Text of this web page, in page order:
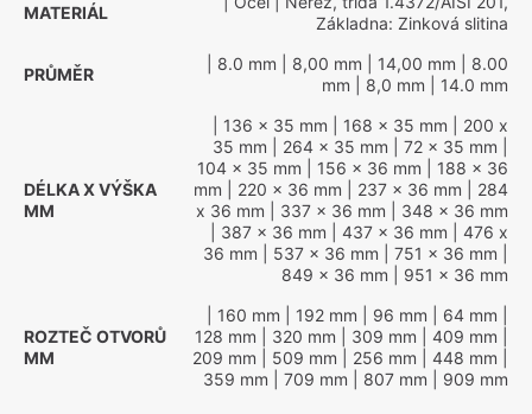
MATERIÁL
Základna: Zinková slitina
PRŮMĚR
| 8.0 mm | 8,00 mm | 14,00 mm | 8.00
mm | 8,0 mm | 14.0 mm
DÉLKA X VÝŠKA
MM
| 136 x 35 mm | 168 x 35 mm | 200 x
35 mm | 264 x 35 mm | 72 x 35 mm
104 x 35 mm | 156 x 36 mm | 188 x 36
mm | 220 x 36 mm | 237 x 36 mm | 284
x 36 mm | 337 x 36 mm | 348 x 36 mm
| 387 x 36 mm | 437 x 36 mm | 476 x
36 mm | 537 x 36 mm | 751 x 36 mm
849 x 36 mm | 951 x 36 mm
ROZTEČ OTVORŮ
MM
| 160 mm | 192 mm | 96 mm | 64 mm
128 mm | 320 mm | 309 mm | 409 mm
209 mm | 509 mm | 256 mm | 448 mm
359 mm | 709 mm | 807 mm | 909 mm